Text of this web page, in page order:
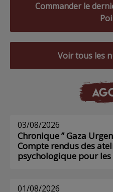
Commander le
Voir tous les
03/08/2026
Chronique ” Gaza
Compte rendus des
psychologique pour
01/08/2026